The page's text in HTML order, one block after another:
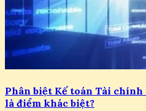
Phân biệt Kế toán Tài chính
là điểm khác biệt?